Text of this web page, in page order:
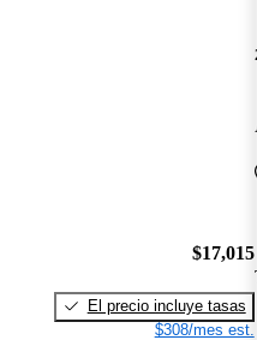
$17,015
El precio incluye tasas
$308/mes est.